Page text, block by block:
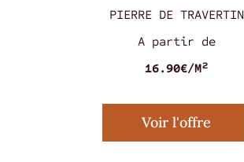
PIERRE DE TRAVERTIN
A partir de
16.90€/M²
Voir l'offre